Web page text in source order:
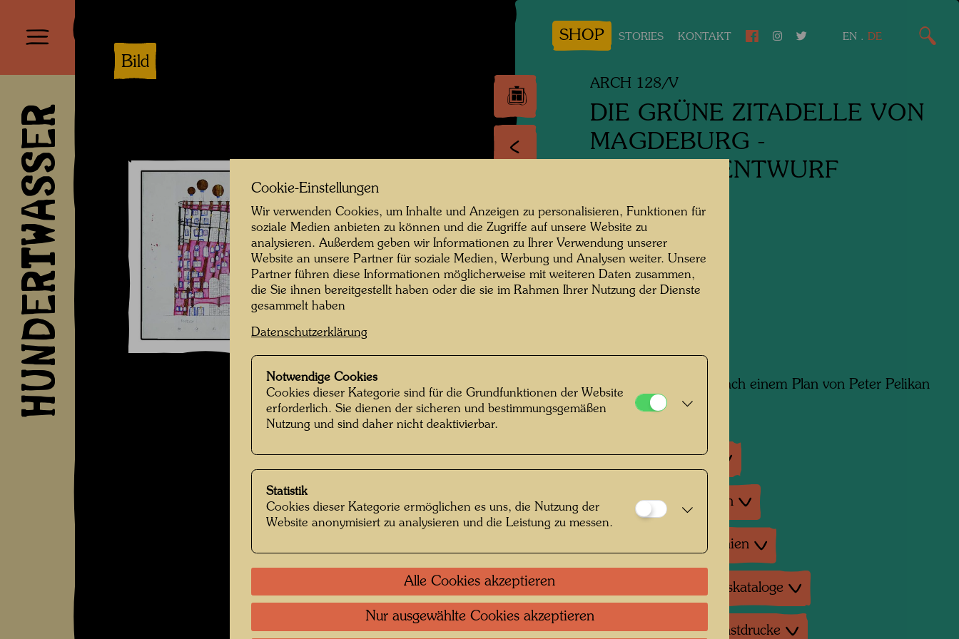
HUNDERTWASSER
SHOP STORIES KONTAKT EN . DE
Bild
ARCH 128/V
DIE GRÜNE ZITADELLE VON
MAGDEBURG -
FASSADENENTWURF
Fassadendesign,
Architekturzeichnung,
Aquarell
North elevation
1999
Bleistift auf Aquarell nach einem Plan von Peter Pelikan
vom Oktober 1999
Einzelausstellungen
Gruppenausstellungen
Literatur: Monographien
Literatur: Ausstellungskataloge
Reproduktionen, Kunstdrucke
Cookie-Einstellungen
Wir verwenden Cookies, um Inhalte und Anzeigen zu personalisieren, Funktionen für
soziale Medien anbieten zu können und die Zugriffe auf unsere Website zu
analysieren. Außerdem geben wir Informationen zu Ihrer Verwendung unserer
Website an unsere Partner für soziale Medien, Werbung und Analysen weiter. Unsere
Partner führen diese Informationen möglicherweise mit weiteren Daten zusammen,
die Sie ihnen bereitgestellt haben oder die sie im Rahmen Ihrer Nutzung der Dienste
gesammelt haben
Datenschutzerklärung
Notwendige Cookies
Cookies dieser Kategorie sind für die Grundfunktionen der Website
erforderlich. Sie dienen der sicheren und bestimmungsgemäßen
Nutzung und sind daher nicht deaktivierbar.
Statistik
Cookies dieser Kategorie ermöglichen es uns, die Nutzung der
Website anonymisiert zu analysieren und die Leistung zu messen.
Alle Cookies akzeptieren
Nur ausgewählte Cookies akzeptieren